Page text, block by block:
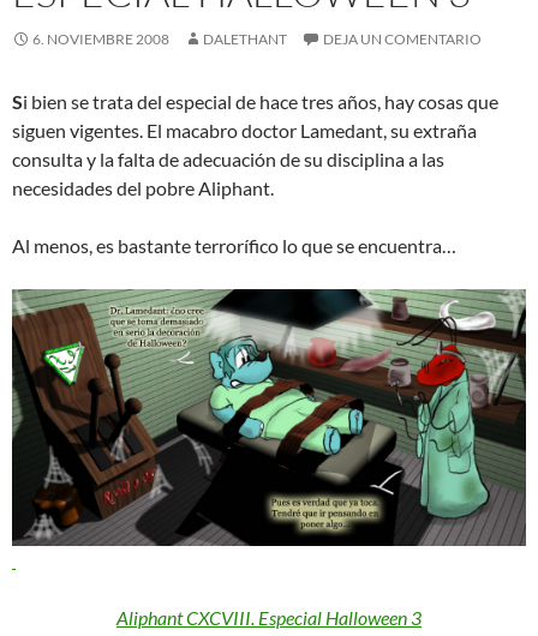
6. NOVIEMBRE 2008 DALETHANT DEJA UN COMENTARIO
Si bien se trata del especial de hace tres años, hay cosas que
siguen vigentes. El macabro doctor Lamedant, su extraña
consulta y la falta de adecuación de su disciplina a las
necesidades del pobre Aliphant.
Al menos, es bastante terrorífico lo que se encuentra…
Aliphant CXCVIII. Especial Halloween 3